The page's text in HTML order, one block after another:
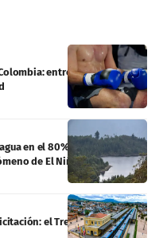
entrenan, compiten y
en el 80% de los
de El Niño
el Tren de Zipaquirá